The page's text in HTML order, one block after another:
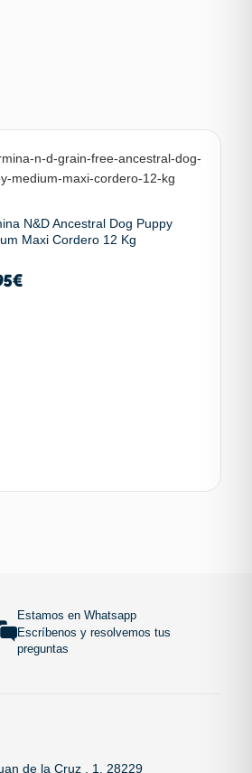
N&D Ancestral Dog Puppy
Maxi Cordero 12 Kg
€
Estamos en Whatsapp
Escríbenos y resolvemos tus
preguntas
de la Cruz , 1, 28229